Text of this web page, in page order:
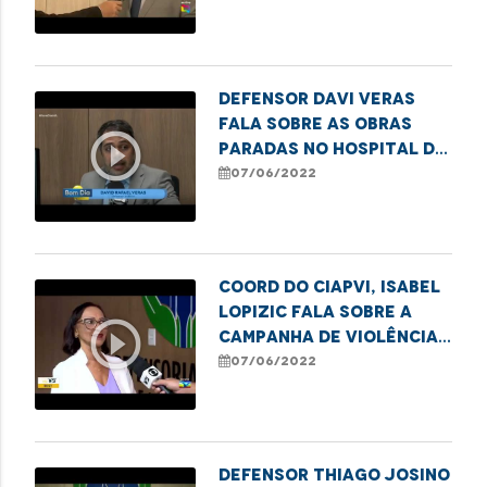
play_circle_outline
Defensor Davi Veras
fala sobre as obras
paradas no Hospital da
Criança, prejudicando
07/06/2022
play_circle_outline
Coord do CIAPVI, Isabel
Lopizic fala sobre a
Campanha de Violência
contra os idosos
07/06/2022
Defensor Thiago Josino